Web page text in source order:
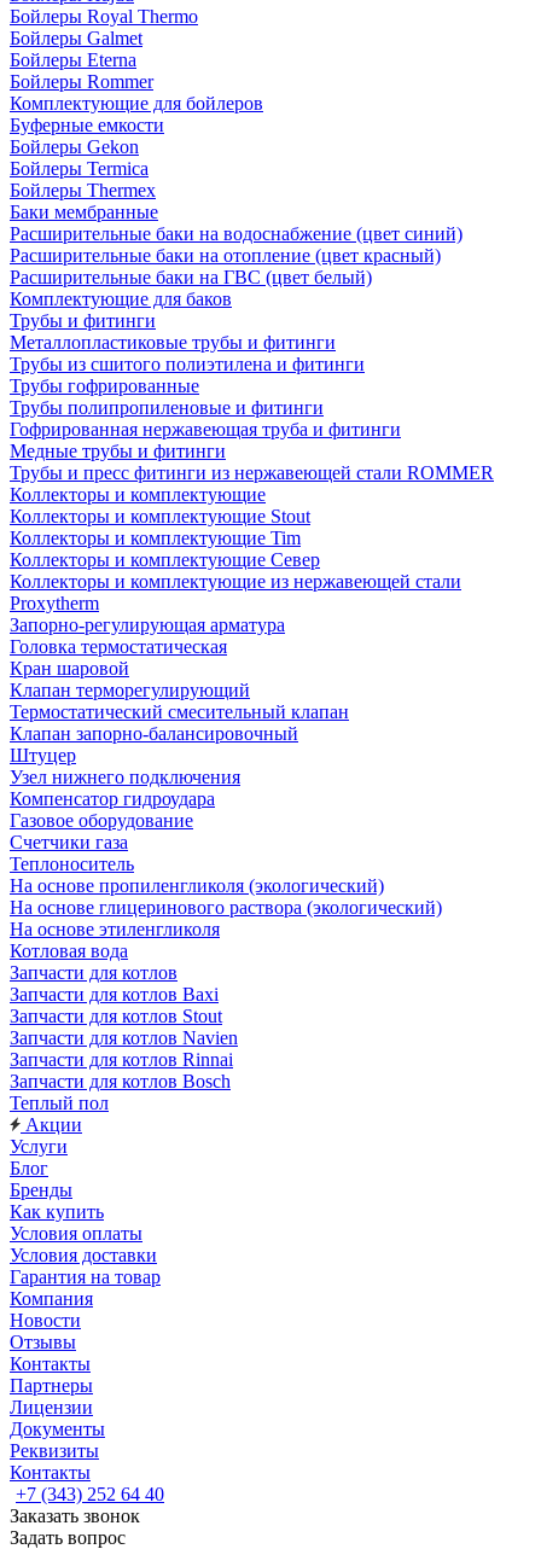
Бойлеры Royal Thermo
Бойлеры Galmet
Бойлеры Eterna
Бойлеры Rommer
Комплектующие для бойлеров
Буферные емкости
Бойлеры Gekon
Бойлеры Termica
Бойлеры Thermex
Баки мембранные
Расширительные баки на водоснабжение (цвет синий)
Расширительные баки на отопление (цвет красный)
Расширительные баки на ГВС (цвет белый)
Комплектующие для баков
Трубы и фитинги
Металлопластиковые трубы и фитинги
Трубы из сшитого полиэтилена и фитинги
Трубы гофрированные
Трубы полипропиленовые и фитинги
Гофрированная нержавеющая труба и фитинги
Медные трубы и фитинги
Трубы и пресс фитинги из нержавеющей стали ROMMER
Коллекторы и комплектующие
Коллекторы и комплектующие Stout
Коллекторы и комплектующие Tim
Коллекторы и комплектующие Север
Коллекторы и комплектующие из нержавеющей стали
Proxytherm
Запорно-регулирующая арматура
Головка термостатическая
Кран шаровой
Клапан терморегулирующий
Термостатический смесительный клапан
Клапан запорно-балансировочный
Штуцер
Узел нижнего подключения
Компенсатор гидроудара
Газовое оборудование
Счетчики газа
Теплоноситель
На основе пропиленгликоля (экологический)
На основе глицеринового раствора (экологический)
На основе этиленгликоля
Котловая вода
Запчасти для котлов
Запчасти для котлов Baxi
Запчасти для котлов Stout
Запчасти для котлов Navien
Запчасти для котлов Rinnai
Запчасти для котлов Bosch
Теплый пол
Акции
Услуги
Блог
Бренды
Как купить
Условия оплаты
Условия доставки
Гарантия на товар
Компания
Новости
Отзывы
Контакты
Партнеры
Лицензии
Документы
Реквизиты
Контакты
+7 (343) 252 64 40
Заказать звонок
Задать вопрос